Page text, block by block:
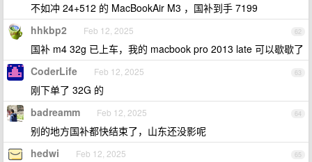
不如冲 24+512 的 MacBookAir M3 ，国补到手 7199
62
hhkbp2 Feb 12, 2025
国补 m4 32g 已上车，我的 macbook pro 2013 late 可以歇歇了
63
CoderLife Feb 12, 2025
刚下单了 32G 的
64
badreamm Feb 12, 2025
别的地方国补都快结束了，山东还没影呢
65
hedwi Feb 12, 2025